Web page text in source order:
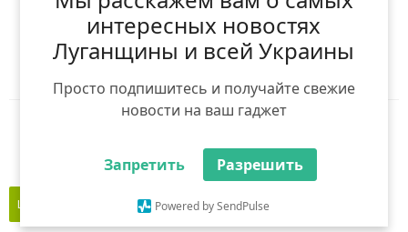
интересных новостях
Луганщины и всей Украины
Просто подпишитесь и получайте свежие
новости на ваш гаджет
Запретить Разрешить
Powered by SendPulse
Ніхто ще не рекомендував
Авторизуйтесь ,
Це моє підприємство